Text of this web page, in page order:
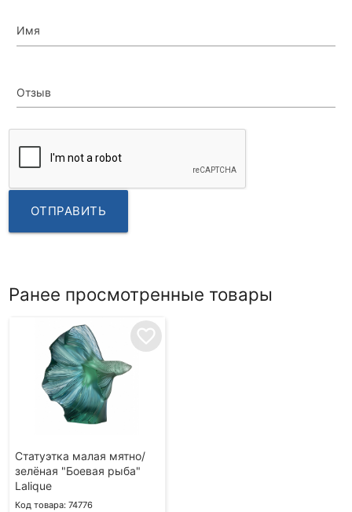
Имя
Отзыв
ОТПРАВИТЬ
Ранее просмотренные товары
favorite_border
Статуэтка малая мятно/
зелёная "Боевая рыба"
Lalique
Код товара: 74776